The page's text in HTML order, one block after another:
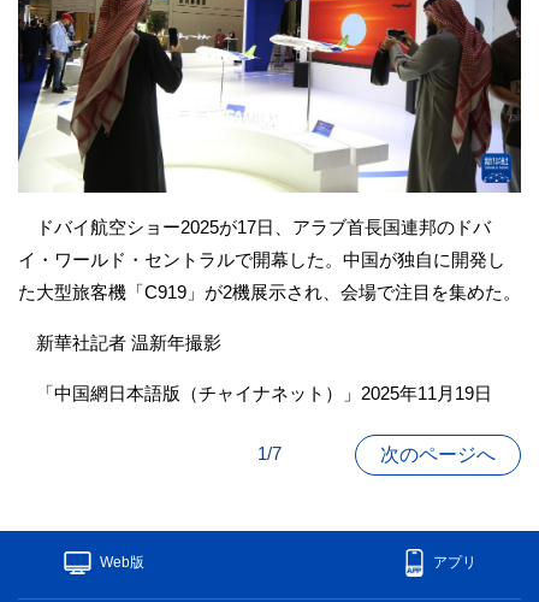
ドバイ航空ショー2025が17日、アラブ首長国連邦のドバ
イ・ワールド・セントラルで開幕した。中国が独自に開発し
た大型旅客機「C919」が2機展示され、会場で注目を集めた。
新華社記者 温新年撮影
「中国網日本語版（チャイナネット）」2025年11月19日
1/7 次のページへ
Web版 アプリ